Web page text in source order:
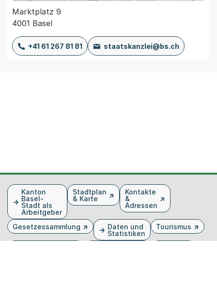
Marktplatz 9
4001 Basel
+41 61 267 81 81 staatskanzlei@bs.ch
FusszeileKanton
Basel-
Stadt als
Arbeitgeber
Stadtplan
& Karte
Kontakte
&
Adressen
Gesetzessammlung
Daten und
Statistiken
Tourismus